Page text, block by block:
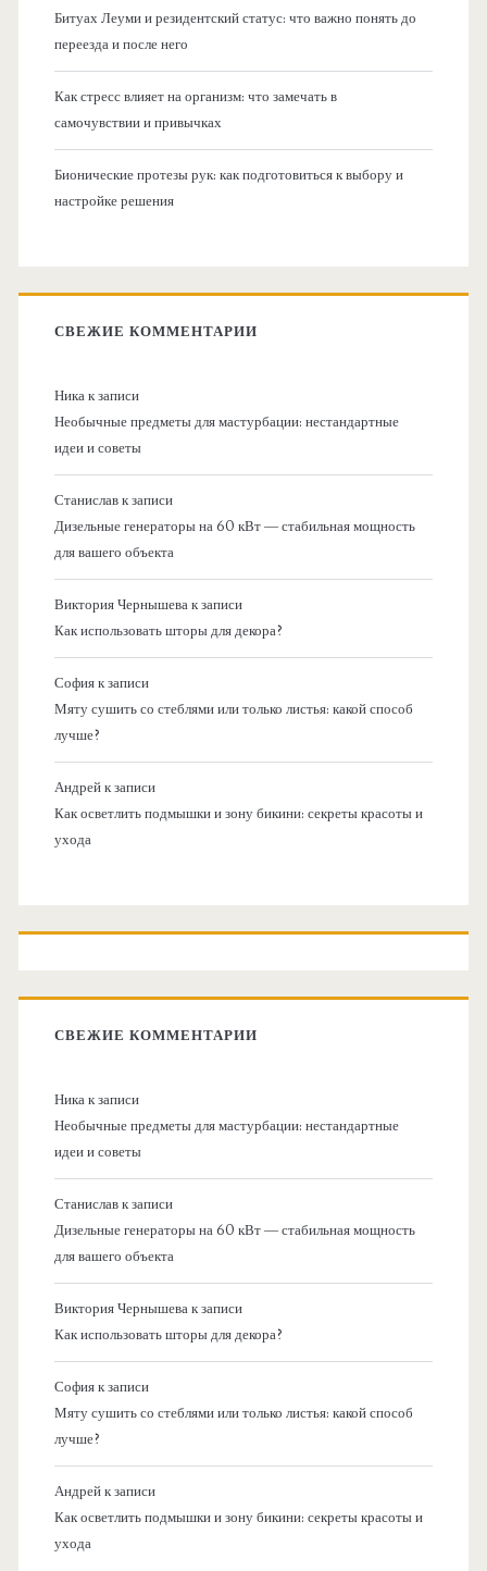
Битуах Леуми и резидентский статус: что важно понять до
переезда и после него
Как стресс влияет на организм: что замечать в
самочувствии и привычках
Бионические протезы рук: как подготовиться к выбору и
настройке решения
СВЕЖИЕ КОММЕНТАРИИ
Никак записи
Необычные предметы для мастурбации: нестандартные
идеи и советы
Станиславк записи
Дизельные генераторы на 60 кВт — стабильная мощность
для вашего объекта
Виктория Чернышевак записи
Как использовать шторы для декора?
Софияк записи
Мяту сушить со стеблями или только листья: какой способ
лучше?
Андрейк записи
Как осветлить подмышки и зону бикини: секреты красоты и
ухода
СВЕЖИЕ КОММЕНТАРИИ
Никак записи
Необычные предметы для мастурбации: нестандартные
идеи и советы
Станиславк записи
Дизельные генераторы на 60 кВт — стабильная мощность
для вашего объекта
Виктория Чернышевак записи
Как использовать шторы для декора?
Софияк записи
Мяту сушить со стеблями или только листья: какой способ
лучше?
Андрейк записи
Как осветлить подмышки и зону бикини: секреты красоты и
ухода